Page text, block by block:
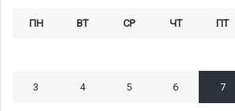
ПН ВТ СР ЧТ ПТ
3 4 5 6 7